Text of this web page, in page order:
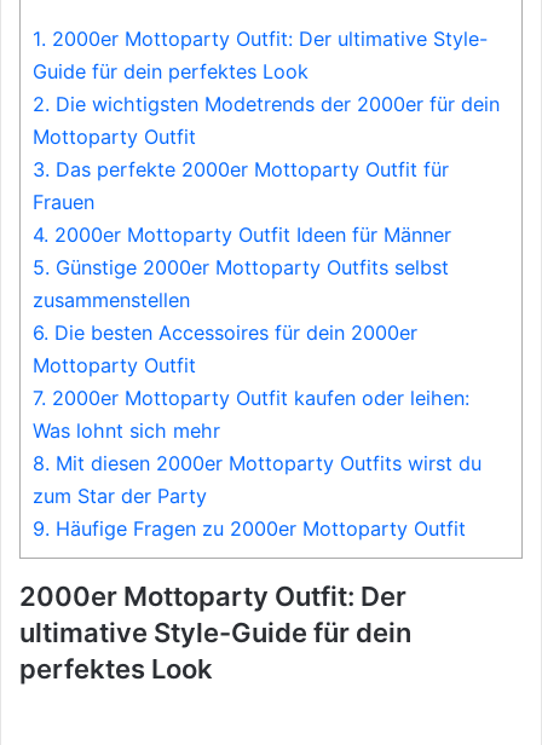
1. 2000er Mottoparty Outfit: Der ultimative Style-
Guide für dein perfektes Look
2. Die wichtigsten Modetrends der 2000er für dein
Mottoparty Outfit
3. Das perfekte 2000er Mottoparty Outfit für
Frauen
4. 2000er Mottoparty Outfit Ideen für Männer
5. Günstige 2000er Mottoparty Outfits selbst
zusammenstellen
6. Die besten Accessoires für dein 2000er
Mottoparty Outfit
7. 2000er Mottoparty Outfit kaufen oder leihen:
Was lohnt sich mehr
8. Mit diesen 2000er Mottoparty Outfits wirst du
zum Star der Party
9. Häufige Fragen zu 2000er Mottoparty Outfit
2000er Mottoparty Outfit: Der
ultimative Style-Guide für dein
perfektes Look